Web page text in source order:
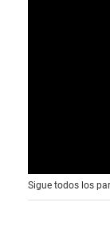
0
o
f
Sigue todos los